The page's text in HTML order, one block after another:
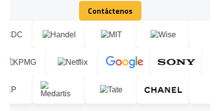
Contáctenos
Contáctenos